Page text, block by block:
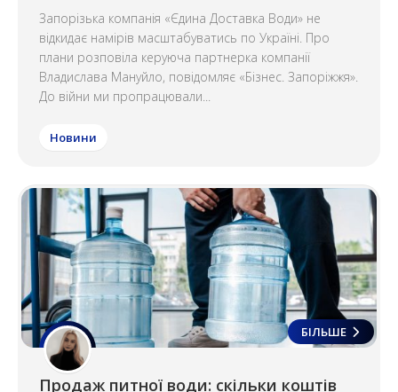
Запорізька компанія «Єдина Доставка Води» не
відкидає намірів масштабуватись по Україні. Про
плани розповіла керуюча партнерка компанії
Владислава Мануйло, повідомляє «Бізнес. Запоріжжя».
До війни ми пропрацювали...
Новини
БІЛЬШЕ
Продаж питної води: скільки коштів